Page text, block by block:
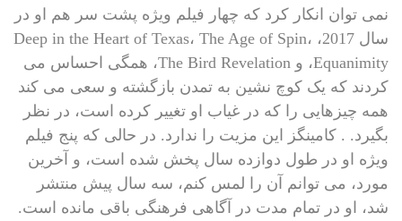
نمی توان انکار کرد که چهار فیلم ویژه پشت سر هم او در
سال 2017، Deep in the Heart of Texas، The Age of Spin،
Equanimity، و The Bird Revelation، همگی احساس می
کردند که یک کوچ نشین به تمدن بازگشته و سعی می کند
همه چیزهایی را که در غیاب او تغییر کرده است، در نظر
بگیرد. . کامینگز این مزیت را ندارد. در حالی که پنج فیلم
ویژه او در طول دوازده سال پخش شده است، و آخرین
مورد، می توانم آن را لمس کنم، سه سال پیش منتشر
شد، او در تمام مدت در آگاهی فرهنگی باقی مانده است.